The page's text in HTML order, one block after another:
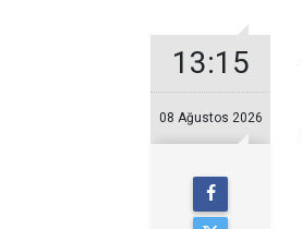
13:15
08 Ağustos 2026